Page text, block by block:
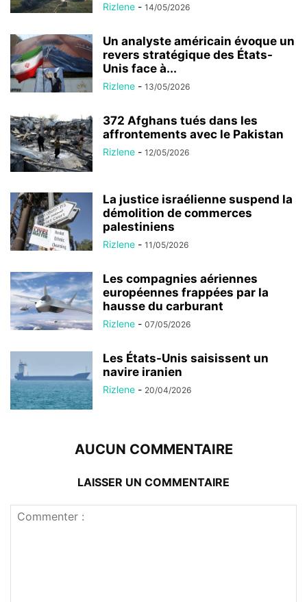
Rizlene - 14/05/2026
Un analyste américain évoque un
revers stratégique des États-
Unis face à...
Rizlene - 13/05/2026
372 Afghans tués dans les
affrontements avec le Pakistan
Rizlene - 12/05/2026
La justice israélienne suspend la
démolition de commerces
palestiniens
Rizlene - 11/05/2026
Les compagnies aériennes
européennes frappées par la
hausse du carburant
Rizlene - 07/05/2026
Les États-Unis saisissent un
navire iranien
Rizlene - 20/04/2026
AUCUN COMMENTAIRE
LAISSER UN COMMENTAIRE